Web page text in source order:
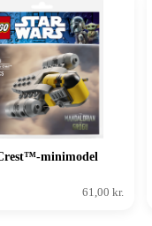
minimodel
61,00 kr.